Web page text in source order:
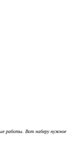
работы. Вот наберу нужное